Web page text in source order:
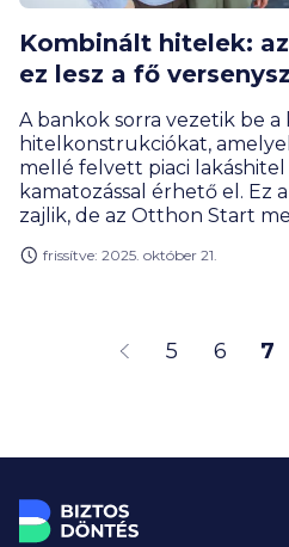
Kombinált hitelek:
ez lesz a fő
A bankok sorra vezetik be
hitelkonstrukciókat,
mellé felvett piaci
kamatozással érhető el. Ez
zajlik, de az Otthon Start
Péter, a BiztosDöntés.hu
frissítve: 2025. október 21.
5 6 7